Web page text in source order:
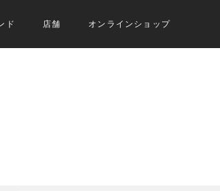
ド 店舗 オンラインショップ